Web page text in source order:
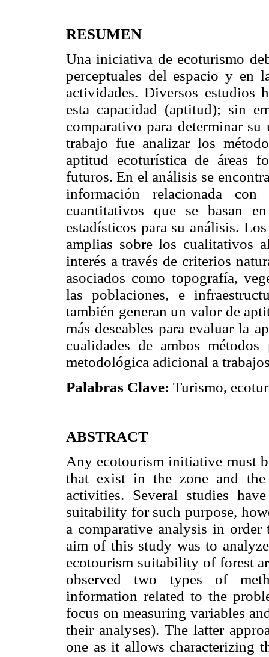
RESUMEN
Una iniciativa de ecoturismo
perceptuales del espacio y en
actividades. Diversos estudios
esta capacidad (aptitud); sin
comparativo para determinar
trabajo fue analizar los
aptitud ecoturística de áreas
futuros. En el análisis se
información relacionada
cuantitativos que se basan
estadísticos para su análisis.
amplias sobre los cualitativos
interés a través de criterios
asociados como topografía,
las poblaciones, e
también generan un valor de
más deseables para evaluar la
cualidades de ambos
metodológica adicional a
Palabras Clave: Turismo,
ABSTRACT
Any ecotourism initiative must
that exist in the zone and
activities. Several studies
suitability for such purpose,
a comparative analysis in
aim of this study was to
ecotourism suitability of forest
observed two types of
information related to the
focus on measuring variables
their analyses). The latter
one as it allows characterizing